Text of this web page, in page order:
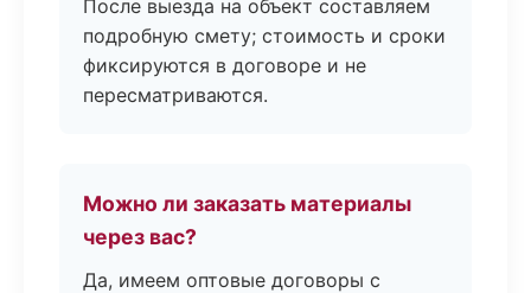
После выезда на объект составляем
подробную смету; стоимость и сроки
фиксируются в договоре и не
пересматриваются.
Можно ли заказать материалы
через вас?
Да, имеем оптовые договоры с